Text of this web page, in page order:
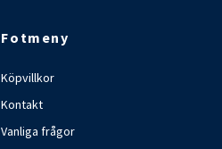
Fotmeny
Köpvillkor
Kontakt
Vanliga frågor